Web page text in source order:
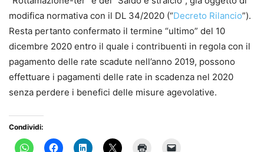
modifica normativa con il DL 34/2020 (“Decreto Rilancio”).
Resta pertanto confermato il termine “ultimo” del 10
dicembre 2020 entro il quale i contribuenti in regola con il
pagamento delle rate scadute nell’anno 2019, possono
effettuare i pagamenti delle rate in scadenza nel 2020
senza perdere i benefici delle misure agevolative.
Condividi: